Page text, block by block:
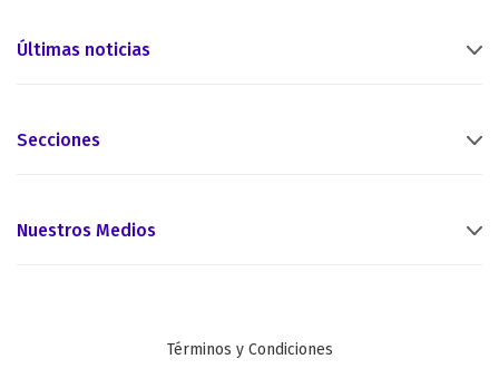
Últimas noticias
Secciones
Nuestros Medios
Términos y Condiciones